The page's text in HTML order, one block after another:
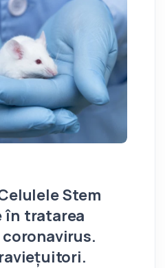
Stem
în tratarea